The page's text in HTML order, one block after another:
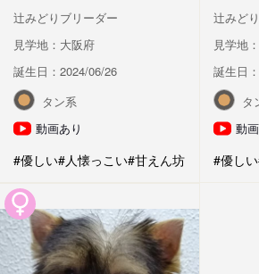
辻みどりブリーダー
見学地：大阪府
誕生日：2024/06/26
タン系
動画あり
#優しい#人懐っこい#甘えん坊
辻みど
見学地
誕生日
タ
動
#優しい